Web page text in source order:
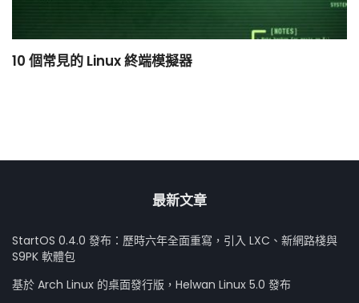
10 個常見的 Linux 終端模擬器
最新文章
StartOS 0.4.0 發布：歷時六年全面重寫，引入 LXC、新網路棧與
S9PK 軟體包
基於 Arch Linux 的桌面發行版，Helwan Linux 5.0 發布